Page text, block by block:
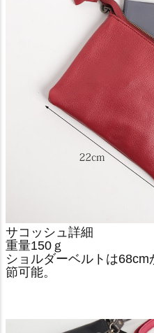
サコッシュ詳細
重量150ｇ
ショルダーベルトは
節可能。